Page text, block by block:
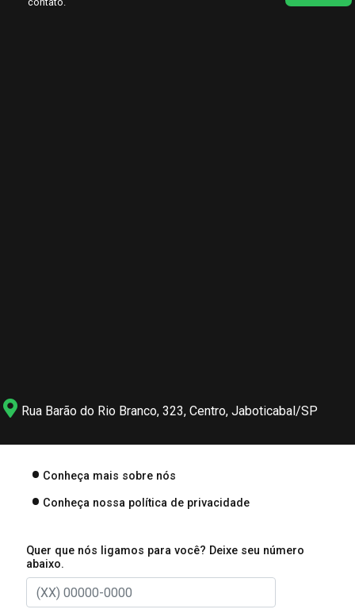
Rua Barão do Rio Branco, 323, Centro, Jaboticabal/SP
Conheça mais sobre nós
Conheça nossa política de privacidade
Quer que nós ligamos para você? Deixe seu número
abaixo.